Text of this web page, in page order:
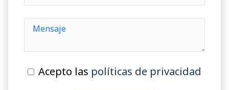
Acepto las políticas de privacidad